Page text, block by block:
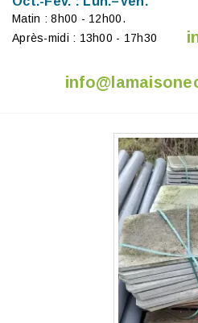
Matin : 8h00 - 12h00.
Après-midi : 13h00 - 17h30